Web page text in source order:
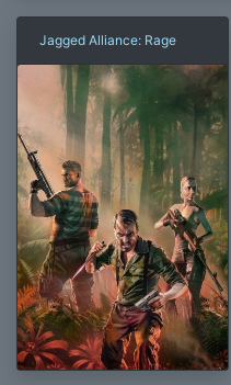
Jagged Alliance: Rage